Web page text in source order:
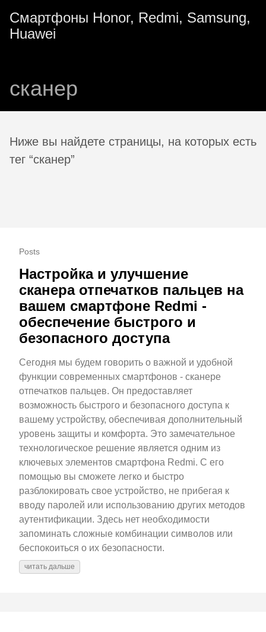
Смартфоны Honor, Redmi, Samsung,
Huawei
сканер
Ниже вы найдете страницы, на которых есть
тег “сканер”
Posts
Настройка и улучшение
сканера отпечатков пальцев на
вашем смартфоне Redmi -
обеспечение быстрого и
безопасного доступа
Сегодня мы будем говорить о важной и удобной
функции современных смартфонов - сканере
отпечатков пальцев. Он предоставляет
возможность быстрого и безопасного доступа к
вашему устройству, обеспечивая дополнительный
уровень защиты и комфорта. Это замечательное
технологическое решение является одним из
ключевых элементов смартфона Redmi. С его
помощью вы сможете легко и быстро
разблокировать свое устройство, не прибегая к
вводу паролей или использованию других методов
аутентификации. Здесь нет необходимости
запоминать сложные комбинации символов или
беспокоиться о их безопасности.
читать дальше